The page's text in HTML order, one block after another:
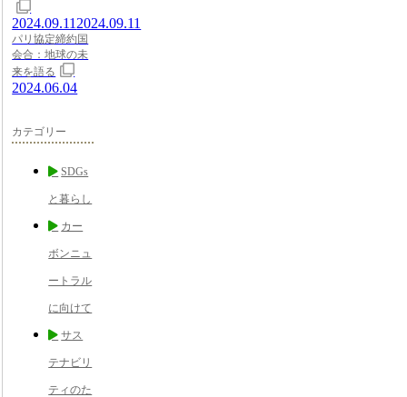
2024.09.11 2024.09.11
パリ協定締約国
会合：地球の未
来を語る
2024.06.04
カテゴリー
SDGs
と暮らし
カー
ボンニュ
ートラル
に向けて
サス
テナビリ
ティのた